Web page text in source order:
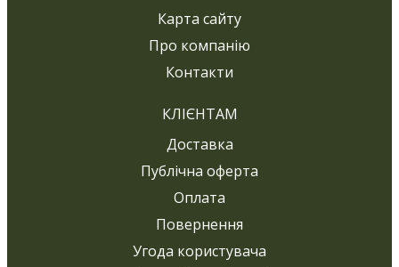
Карта сайту
Про компанію
Контакти
КЛІЄНТАМ
Доставка
Публічна оферта
Оплата
Повернення
Угода користувача